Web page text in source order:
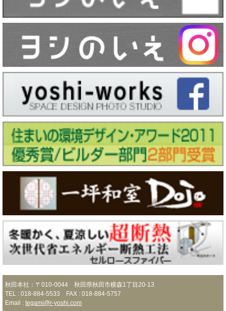
秋田本社：〒010-0044 秋田県秋田市横森1丁目20-13
TEL : 018-884-5533 FAX : 018-884-5757
Email : tegami@r-yoshi.com